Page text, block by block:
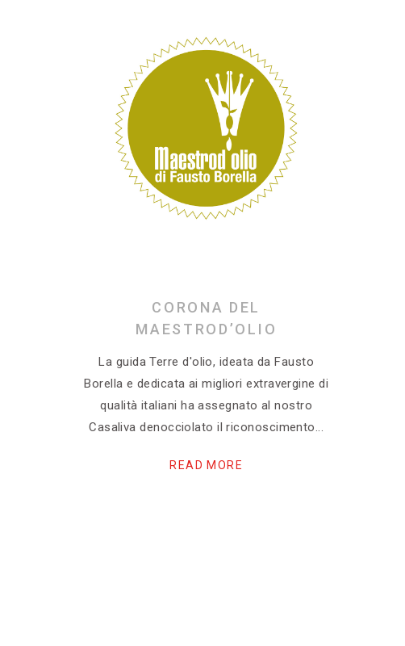
CORONA DEL
MAESTROD’OLIO
La guida Terre d'olio, ideata da Fausto
Borella e dedicata ai migliori extravergine di
qualità italiani ha assegnato al nostro
Casaliva denocciolato il riconoscimento
READ MORE